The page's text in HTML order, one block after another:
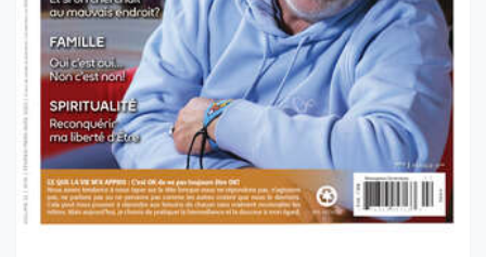
VOL 22 NO 2 - MAI 2023
Apprendre à dire Non!